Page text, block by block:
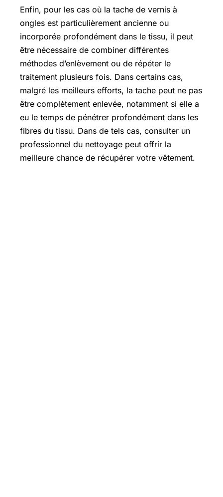
Enfin, pour les cas où la tache de vernis à
ongles est particulièrement ancienne ou
incorporée profondément dans le tissu, il peut
être nécessaire de combiner différentes
méthodes d’enlèvement ou de répéter le
traitement plusieurs fois. Dans certains cas,
malgré les meilleurs efforts, la tache peut ne pas
être complètement enlevée, notamment si elle a
eu le temps de pénétrer profondément dans les
fibres du tissu. Dans de tels cas, consulter un
professionnel du nettoyage peut offrir la
meilleure chance de récupérer votre vêtement.